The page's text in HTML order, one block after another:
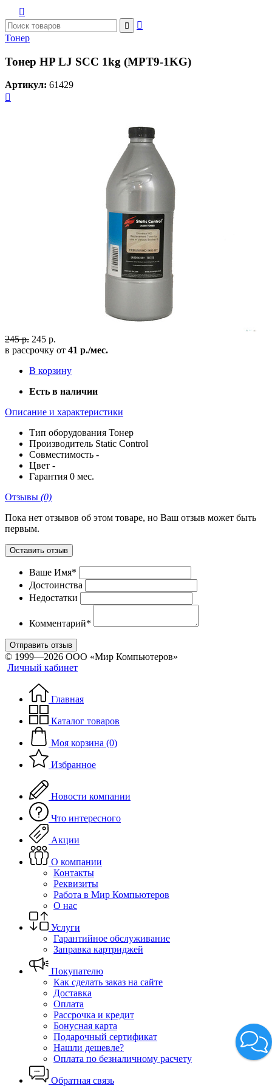



Тонер
Тонер HP LJ SCC 1kg (MPT9-1KG)
Артикул: 61429

245 р. 245 р.
в рассрочку от 41 р./мес.
В корзину
Есть в наличии
Описание и характеристики
Тип оборудования Тонер
Производитель Static Control
Совместимость -
Цвет -
Гарантия 0 мес.
Отзывы (0)
Пока нет отзывов об этом товаре, но Ваш отзыв может быть
первым.
Оставить отзыв
Ваше Имя*
Достоинства
Недостатки
Комментарий*
Отправить отзыв
© 1999—2026 ООО «Мир Компьютеров»
Личный кабинет
Главная
Каталог товаров
Моя корзина (0)
Избранное
Новости компании
Что интересного
Акции
О компании
Контакты
Реквизиты
Работа в Мир Компьютеров
О нас
Услуги
Гарантийное обслуживание
Заправка картриджей
Покупателю
Как сделать заказ на сайте
Доставка
Оплата
Рассрочка и кредит
Бонусная карта
Подарочный сертификат
Нашли дешевле?
Оплата по безналичному расчету
Обратная связь